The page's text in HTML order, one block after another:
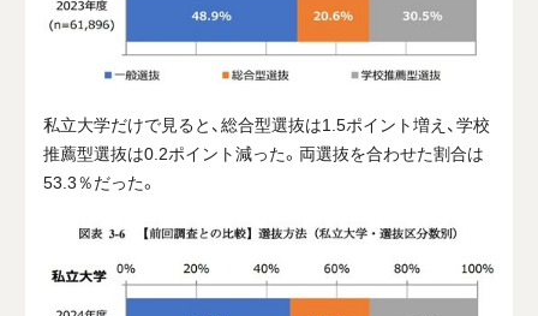
私立大学だけで見ると、総合型選抜は1.5ポイント増え、学校
推薦型選抜は0.2ポイント減った。両選抜を合わせた割合は
53.3％だった。